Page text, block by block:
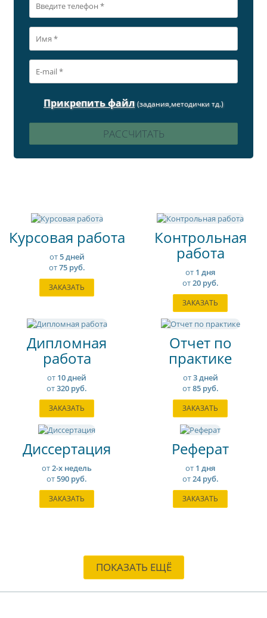
Прикрепить файл (задания,методички тд.)
Курсовая работа
от5 дней
от75 руб.
ЗАКАЗАТЬ
Контрольная
работа
от 1 дня
от20 руб.
ЗАКАЗАТЬ
Дипломная
работа
от 10 дней
от320 руб.
ЗАКАЗАТЬ
Отчет по
практике
от3 дней
от85 руб.
ЗАКАЗАТЬ
Диссертация
от2-х недель
от590 руб.
ЗАКАЗАТЬ
Реферат
от 1 дня
от24 руб.
ЗАКАЗАТЬ
ПОКАЗАТЬ ЕЩЁ